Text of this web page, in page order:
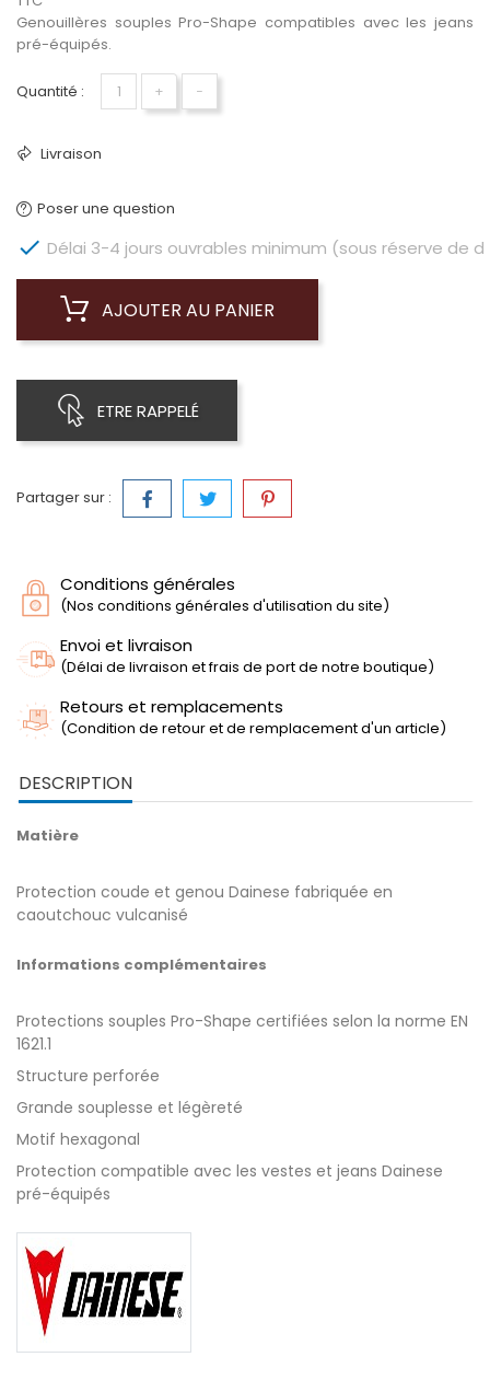
Genouillères souples Pro-Shape compatibles avec les jeans
pré-équipés.
Quantité : + −
Livraison
Poser une question
 Délai 3-4 jours ouvrables minimum (sous réserve de
AJOUTER AU PANIER
ETRE RAPPELÉ
Partager sur :
Conditions générales
(Nos conditions générales d'utilisation du site)
Envoi et livraison
(Délai de livraison et frais de port de notre boutique)
Retours et remplacements
(Condition de retour et de remplacement d'un article)
DESCRIPTION
Matière
Protection coude et genou Dainese fabriquée en
caoutchouc vulcanisé
Informations complémentaires
Protections souples Pro-Shape certifiées selon la norme EN
1621.1
Structure perforée
Grande souplesse et légèreté
Motif hexagonal
Protection compatible avec les vestes et jeans Dainese
pré-équipés